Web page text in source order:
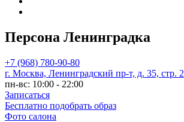
Персона Ленинградка
+7 (968) 780-90-80
г. Москва, Ленинградский пр-т, д. 35, стр. 2
пн-вс: 10:00 - 22:00
Записаться
Бесплатно подобрать образ
Фото салона